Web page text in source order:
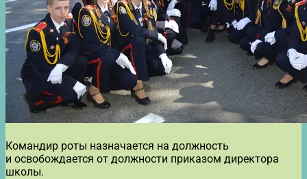
Командир роты назначается на должность
и освобождается от должности приказом директора
школы.